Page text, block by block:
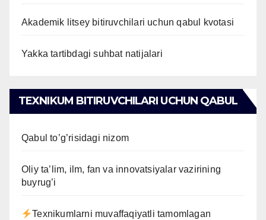
Akademik litsey bitiruvchilari uchun qabul kvotasi
Yakka tartibdagi suhbat natijalari
TEXNIKUM BITIRUVCHILARI UCHUN QABUL
Qabul to’g’risidagi nizom
Oliy ta’lim, ilm, fan va innovatsiyalar vazirining
buyrug’i
Texnikumlarni muvaffaqiyatli tamomlagan